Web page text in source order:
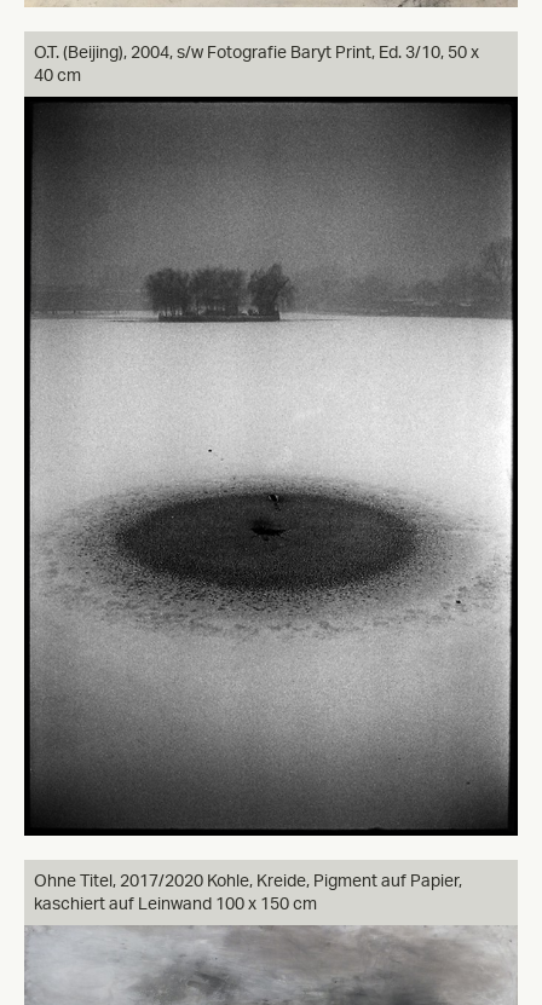
O.T. (Beijing), 2004, s/w Fotografie Baryt Print, Ed. 3/10, 50 x
40 cm
Ohne Titel, 2017/2020 Kohle, Kreide, Pigment auf Papier,
kaschiert auf Leinwand 100 x 150 cm